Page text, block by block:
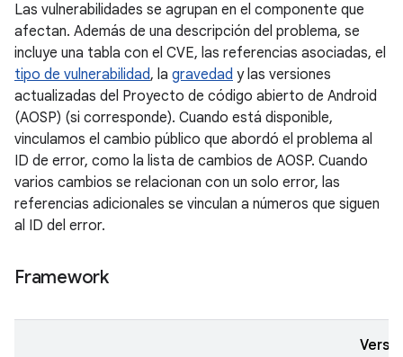
Las vulnerabilidades se agrupan en el componente que
afectan. Además de una descripción del problema, se
incluye una tabla con el CVE, las referencias asociadas, el
tipo de vulnerabilidad, la gravedad y las versiones
actualizadas del Proyecto de código abierto de Android
(AOSP) (si corresponde). Cuando está disponible,
vinculamos el cambio público que abordó el problema al
ID de error, como la lista de cambios de AOSP. Cuando
varios cambios se relacionan con un solo error, las
referencias adicionales se vinculan a números que siguen
al ID del error.
Framework